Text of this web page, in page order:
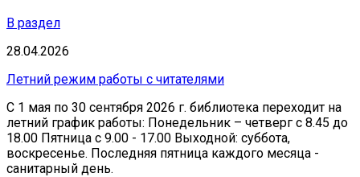
В раздел
28.04.2026
Летний режим работы с читателями
С 1 мая по 30 сентября 2026 г. библиотека переходит на
летний график работы: Понедельник – четверг с 8.45 до
18.00 Пятница с 9.00 - 17.00 Выходной: суббота,
воскресенье. Последняя пятница каждого месяца -
санитарный день.